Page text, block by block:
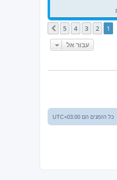
1
2
3
4
5 הבא
עבור אל
כל הזמנים הם UTC+03:00